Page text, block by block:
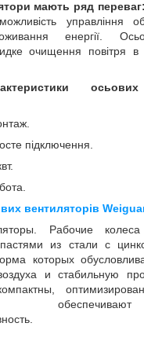
мають ряд переваг:
управління
енергії.
очищення повітря в
підключення.
вентиляторів
Рабочие
из стали с
которых
и стабильную